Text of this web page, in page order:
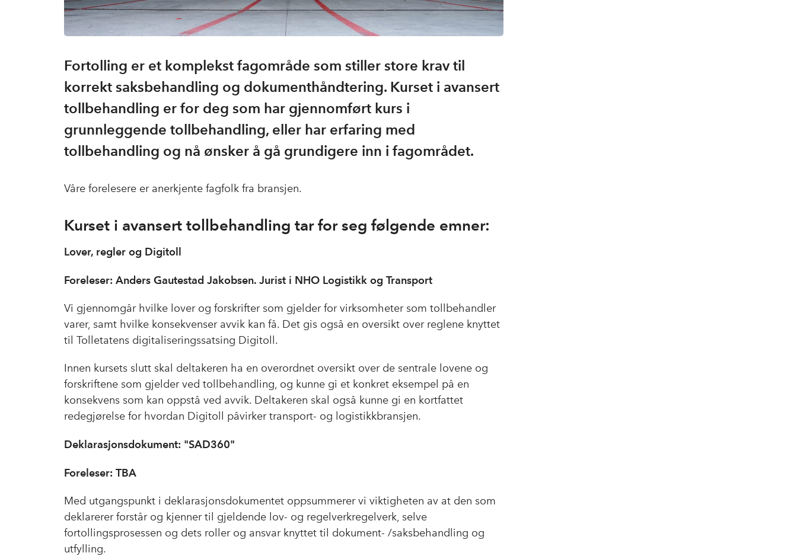
Fortolling er et komplekst fagområde som stiller store krav til
korrekt saksbehandling og dokumenthåndtering. Kurset i avansert
tollbehandling er for deg som har gjennomført kurs i
grunnleggende tollbehandling, eller har erfaring med
tollbehandling og nå ønsker å gå grundigere inn i fagområdet.
Våre forelesere er anerkjente fagfolk fra bransjen.
Kurset i avansert tollbehandling tar for seg følgende emner:
Lover, regler og Digitoll
Foreleser: Anders Gautestad Jakobsen. Jurist i NHO Logistikk og Transport
Vi gjennomgår hvilke lover og forskrifter som gjelder for virksomheter som tollbehandler
varer, samt hvilke konsekvenser avvik kan få. Det gis også en oversikt over reglene knyttet
til Tolletatens digitaliseringssatsing Digitoll.
Innen kursets slutt skal deltakeren ha en overordnet oversikt over de sentrale lovene og
forskriftene som gjelder ved tollbehandling, og kunne gi et konkret eksempel på en
konsekvens som kan oppstå ved avvik. Deltakeren skal også kunne gi en kortfattet
redegjørelse for hvordan Digitoll påvirker transport- og logistikkbransjen.
Deklarasjonsdokument: "SAD360"
Foreleser: TBA
Med utgangspunkt i deklarasjonsdokumentet oppsummerer vi viktigheten av at den som
deklarerer forstår og kjenner til gjeldende lov- og regelverkregelverk, selve
fortollingsprosessen og dets roller og ansvar knyttet til dokument- /saksbehandling og
utfylling.